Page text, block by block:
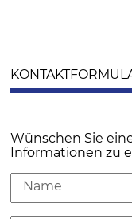
Wünschen Sie
Informationen zu
Name